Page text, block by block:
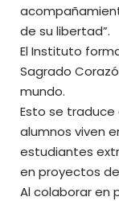
de su libertad”.
El Instituto
Sagrado
mundo.
Esto se
alumnos viven
estudiantes
en proyectos
Al colaborar en